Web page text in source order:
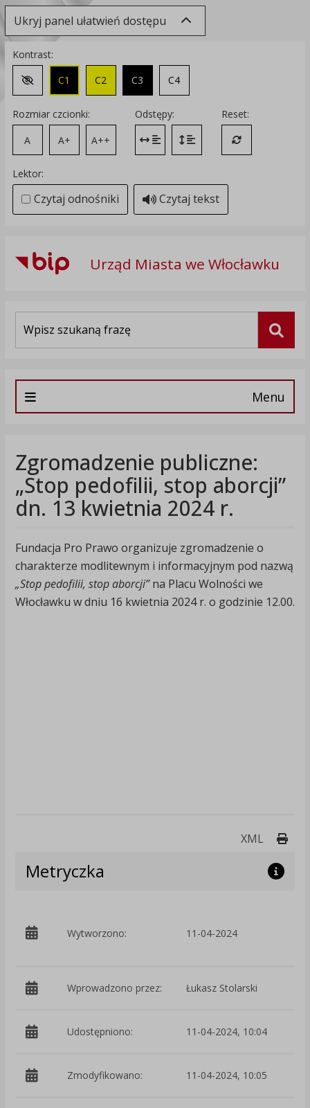
Ukryj panel ułatwień dostępu
Kontrast:
Zmień kontrast na domyślny
C1 C2 C3 C4
Rozmiar czcionki:
A
A+ A++
Odstępy:
Zmień odstęp między literami
Zmień interlinię i margines
Reset:
Przywróć
Lektor:
Czytaj odnośniki Czytaj tekst
Urząd Miasta we Włocławku
Menu
Zgromadzenie publiczne:
„Stop pedofilii, stop aborcji”
dn. 13 kwietnia 2024 r.
Fundacja Pro Prawo organizuje zgromadzenie o
charakterze modlitewnym i informacyjnym pod nazwą
„Stop pedofilii, stop aborcji”na Placu Wolności we
Włocławku w dniu 16 kwietnia 2024 r. o godzinie 12.00.
XML
Metryczka
Wytworzono: 11-04-2024
Wprowadzono przez: Łukasz Stolarski
Udostępniono: 11-04-2024, 10:04
Zmodyfikowano: 11-04-2024, 10:05